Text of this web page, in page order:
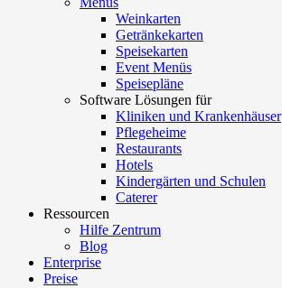
Weinkarten
Getränkekarten
Speisekarten
Event Menüs
Speisepläne
Software Lösungen für
Kliniken und Krankenhäuser
Pflegeheime
Restaurants
Hotels
Kindergärten und Schulen
Caterer
Ressourcen
Hilfe Zentrum
Blog
Enterprise
Preise